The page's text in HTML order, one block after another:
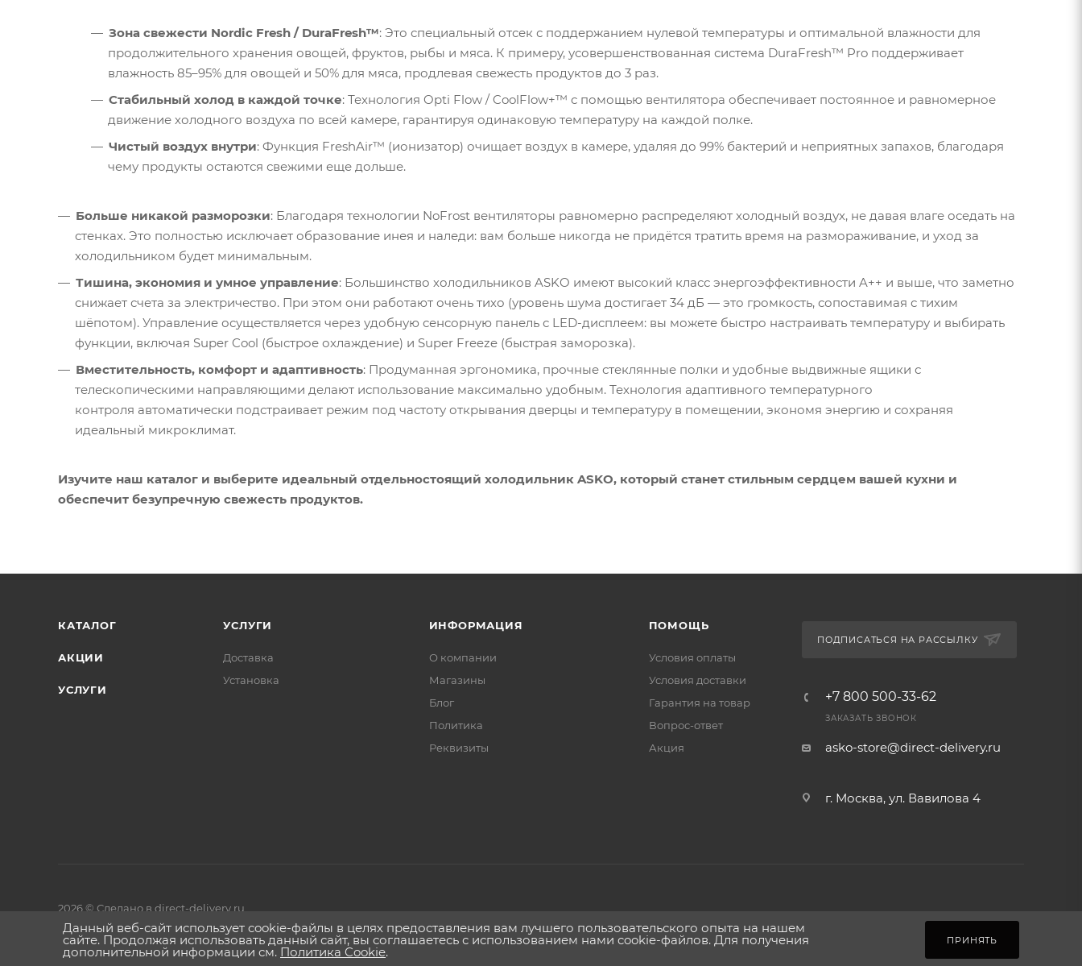
Зона свежести Nordic Fresh / DuraFresh™: Это специальный отсек с поддержанием нулевой температуры и оптимальной влажности для
продолжительного хранения овощей, фруктов, рыбы и мяса. К примеру, усовершенствованная система DuraFresh™ Pro поддерживает
влажность 85–95% для овощей и 50% для мяса, продлевая свежесть продуктов до 3 раз.
Стабильный холод в каждой точке: Технология Opti Flow / CoolFlow+™ с помощью вентилятора обеспечивает постоянное и равномерное
движение холодного воздуха по всей камере, гарантируя одинаковую температуру на каждой полке.
Чистый воздух внутри: Функция FreshAir™ (ионизатор) очищает воздух в камере, удаляя до 99% бактерий и неприятных запахов, благодаря
чему продукты остаются свежими еще дольше.
Больше никакой разморозки: Благодаря технологии NoFrost вентиляторы равномерно распределяют холодный воздух, не давая влаге оседать на
стенках. Это полностью исключает образование инея и наледи: вам больше никогда не придётся тратить время на размораживание, и уход за
холодильником будет минимальным.
Тишина, экономия и умное управление: Большинство холодильников ASKO имеют высокий класс энергоэффективности A++ и выше, что заметно
снижает счета за электричество. При этом они работают очень тихо (уровень шума достигает 34 дБ — это громкость, сопоставимая с тихим
шёпотом). Управление осуществляется через удобную сенсорную панель с LED-дисплеем: вы можете быстро настраивать температуру и выбирать
функции, включая Super Cool (быстрое охлаждение) и Super Freeze (быстрая заморозка).
Вместительность, комфорт и адаптивность: Продуманная эргономика, прочные стеклянные полки и удобные выдвижные ящики с
телескопическими направляющими делают использование максимально удобным. Технология адаптивного температурного
контроля автоматически подстраивает режим под частоту открывания дверцы и температуру в помещении, экономя энергию и сохраняя
идеальный микроклимат.
Изучите наш каталог и выберите идеальный отдельностоящий холодильник ASKO, который станет стильным сердцем вашей кухни и
обеспечит безупречную свежесть продуктов.
КАТАЛОГ
АКЦИИ
УСЛУГИ
УСЛУГИ
Доставка
Установка
ИНФОРМАЦИЯ
О компании
Магазины
Блог
Политика
Реквизиты
ПОМОЩЬ
Условия оплаты
Условия доставки
Гарантия на товар
Вопрос-ответ
Акция
ПОДПИСАТЬСЯ НА РАССЫЛКУ
+7 800 500-33-62
ЗАКАЗАТЬ ЗВОНОК
asko-store@direct-delivery.ru
г. Москва, ул. Вавилова 4
2026 © Сделано в direct-delivery.ru
Данный веб-сайт использует cookie-файлы в целях предоставления вам лучшего пользовательского опыта на нашем
сайте. Продолжая использовать данный сайт, вы соглашаетесь с использованием нами cookie-файлов. Для получения
дополнительной информации см. Политика Cookie.
ПРИНЯТЬ